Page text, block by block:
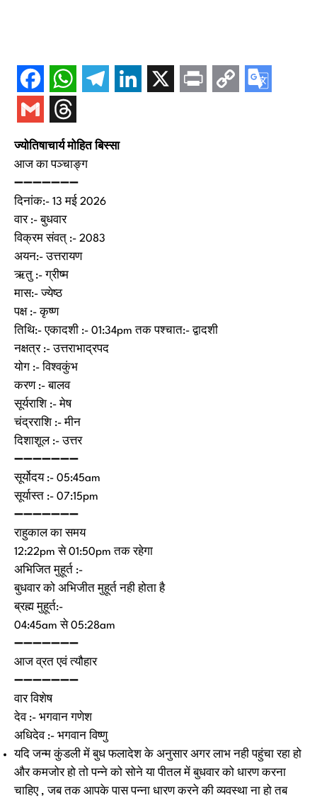
ज्योतिषाचार्य मोहित बिस्सा
आज का पञ्चाङ्ग
➖➖➖➖➖➖➖
दिनांक:- 13 मई 2026
वार :- बुधवार
विक्रम संवत् :- 2083
अयन:- उत्तरायण
ऋतु :- ग्रीष्म
मास:- ज्येष्ठ
पक्ष :- कृष्ण
तिथि:- एकादशी :- 01:34pm तक पश्चात:- द्वादशी
नक्षत्र :- उत्तराभाद्रपद
योग :- विश्वकुंभ
करण :- बालव
सूर्यराशि :- मेष
चंद्रराशि :- मीन
दिशाशूल :- उत्तर
➖➖➖➖➖➖➖
सूर्योदय :- 05:45am
सूर्यास्त :- 07:15pm
➖➖➖➖➖➖➖
राहुकाल का समय
12:22pm से 01:50pm तक रहेगा
अभिजित मुहूर्त :-
बुधवार को अभिजीत मुहूर्त नही होता है
ब्रह्म मुहूर्त:-
04:45am से 05:28am
➖➖➖➖➖➖➖
आज व्रत एवं त्यौहार
➖➖➖➖➖➖➖
वार विशेष
देव :- भगवान गणेश
अधिदेव :- भगवान विष्णु
यदि जन्म कुंडली में बुध फलादेश के अनुसार अगर लाभ नही पहुंचा रहा हो
और कमजोर हो तो पन्ने को सोने या पीतल में बुधवार को धारण करना
चाहिए , जब तक आपके पास पन्ना धारण करने की व्यवस्था ना हो तब